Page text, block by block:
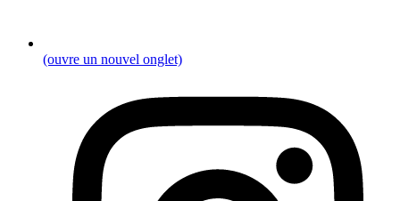
(ouvre un nouvel onglet)